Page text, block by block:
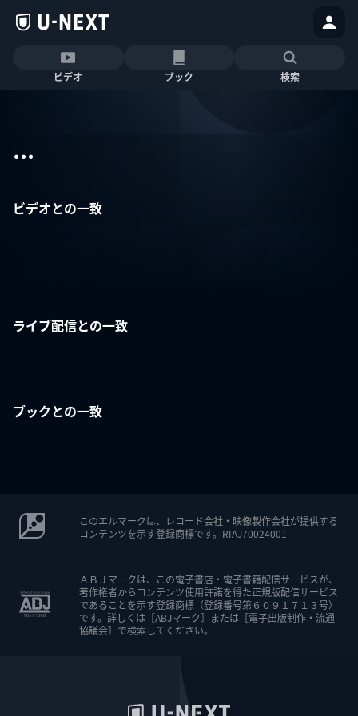
ビデオ ブック 検索
...
ビデオとの一致
ライブ配信との一致
ブックとの一致
このエルマークは、レコード会社・映像製作会社が提供する
コンテンツを示す登録商標です。RIAJ70024001
ＡＢＪマークは、この電子書店・電子書籍配信サービスが、
著作権者からコンテンツ使用許諾を得た正規版配信サービス
であることを示す登録商標（登録番号第６０９１７１３号）
です。詳しくは［ABJマーク］または［電子出版制作・流通
協議会］で検索してください。